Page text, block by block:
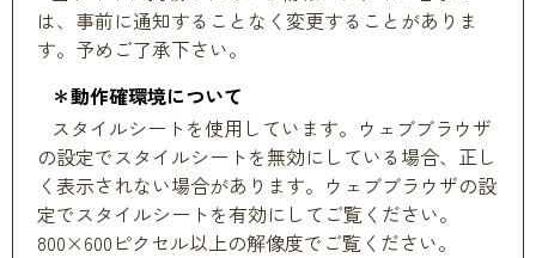
は、事前に通知することなく変更することがありま
す。予めご了承下さい。
＊動作確環境について
スタイルシートを使用しています。ウェブブラウザ
の設定でスタイルシートを無効にしている場合、正し
く表示されない場合があります。ウェブブラウザの設
定でスタイルシートを有効にしてご覧ください。
800×600ピクセル以上の解像度でご覧ください。